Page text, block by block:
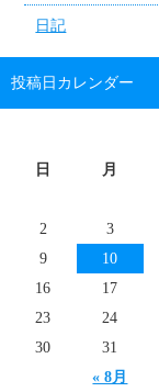
日記
投稿日カレンダー
日 月
« 8月
2
3
9
10
16
17
23
24
30
31